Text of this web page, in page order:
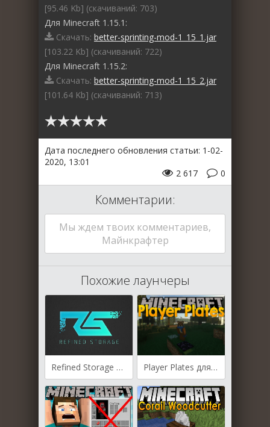
[95.46 Kb] (cкачиваний: 703)
Для Minecraft 1.15.1:
Скачать: better-sprinting-mod-1_15_1.jar
[103.22 Kb] (cкачиваний: 722)
Для Minecraft 1.15.2:
Скачать: better-sprinting-mod-1_15_2.jar
[101.64 Kb] (cкачиваний: 713)
Дата последнего обновления статьи: 1-02-
2020, 13:01
0
2 617
Комментарии:
Мы ждем твоих комментариев,
Майнкрафтер
Похожие лаунчеры
Refined Storage для Майнкрафт [1.12.2, 1.14.4, 1.15.1, 1.15.2] Player Plates для Майнкрафт [1.12.2, 1.13.2, 1.14.2, 1.15.2]